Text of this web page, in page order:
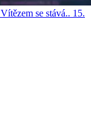
se stává.. 15.